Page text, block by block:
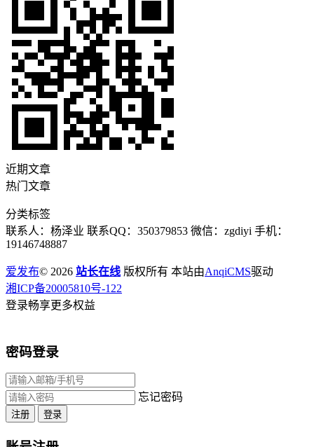
近期文章
热门文章
分类标签
联系人：杨泽业 联系QQ：350379853 微信：zgdiyi 手机：
19146748887
爱发布© 2026 站长在线 版权所有 本站由AnqiCMS驱动
湘ICP备20005810号-122
登录畅享更多权益
密码登录
忘记密码
注册 登录